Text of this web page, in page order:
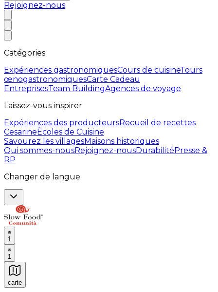
Rejoignez-nous
Catégories
Expériences gastronomiquesCours de cuisineTours
œnogastronomiquesCarte Cadeau
EntreprisesTeam BuildingAgences de voyage
Laissez-vous inspirer
Expériences des producteursRecueil de recettes
CesarineÈcoles de Cuisine
Savourez les villagesMaisons historiques
Qui sommes-nousRejoignez-nousDurabilitéPresse &
RP
Changer de langue
1
1
carte